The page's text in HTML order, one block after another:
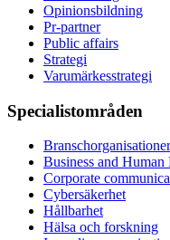
Opinionsbildning
Pr-partner
Public affairs
Strategi
Varumärkesstrategi
Specialistområden
Branschorganisationer
Business and Human
Corporate
Cybersäkerhet
Hållbarhet
Hälsa och forskning